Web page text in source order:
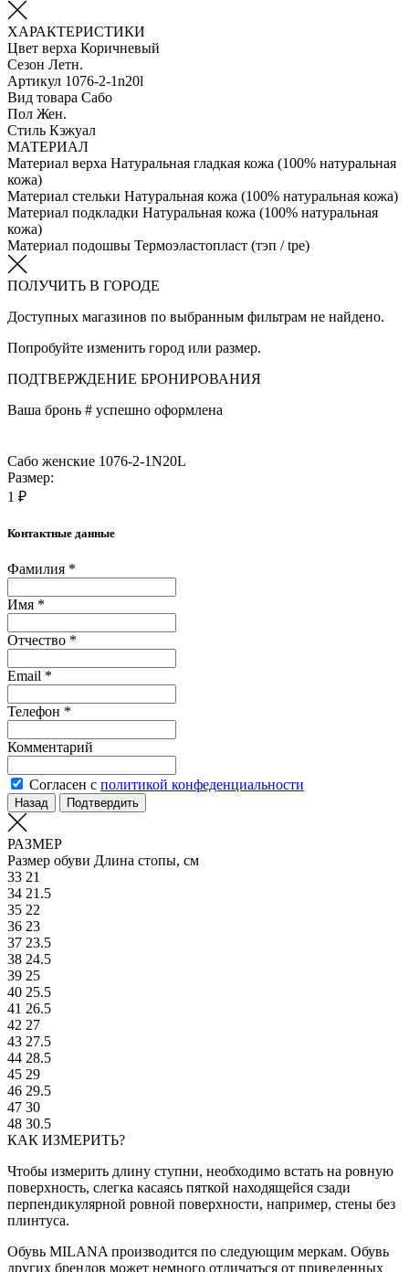
ХАРАКТЕРИСТИКИ
Цвет верха Коричневый
Сезон Летн.
Артикул 1076-2-1n20l
Вид товара Сабо
Пол Жен.
Стиль Кэжуал
МАТЕРИАЛ
Материал верха Натуральная гладкая кожа (100% натуральная
кожа)
Материал стельки Натуральная кожа (100% натуральная кожа)
Материал подкладки Натуральная кожа (100% натуральная
кожа)
Материал подошвы Термоэластопласт (тэп / tpe)
ПОЛУЧИТЬ В ГОРОДЕ
Доступных магазинов по выбранным фильтрам не найдено.
Попробуйте изменить город или размер.
ПОДТВЕРЖДЕНИЕ БРОНИРОВАНИЯ
Ваша бронь # успешно оформлена
Сабо женские 1076-2-1N20L
Размер:
1 ₽
Контактные данные
Фамилия *
Имя *
Отчество *
Email *
Телефон *
Комментарий
Согласен с политикой конфеденциальности
Назад Подтвердить
РАЗМЕР
Размер обуви Длина стопы, см
33 21
34 21.5
35 22
36 23
37 23.5
38 24.5
39 25
40 25.5
41 26.5
42 27
43 27.5
44 28.5
45 29
46 29.5
47 30
48 30.5
КАК ИЗМЕРИТЬ?
Чтобы измерить длину ступни, необходимо встать на ровную
поверхность, слегка касаясь пяткой находящейся сзади
перпендикулярной ровной поверхности, например, стены без
плинтуса.
Обувь MILANA производится по следующим меркам. Обувь
других брендов может немного отличаться от приведенных